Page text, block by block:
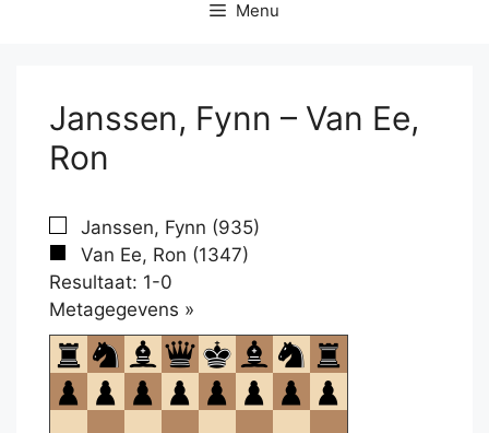
Menu
Janssen, Fynn – Van Ee,
Ron
Janssen, Fynn (935)
Van Ee, Ron (1347)
Resultaat: 1-0
Metagegevens »
om
te
openen.